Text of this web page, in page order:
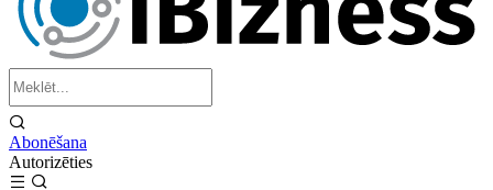
Abonēšana
Autorizēties